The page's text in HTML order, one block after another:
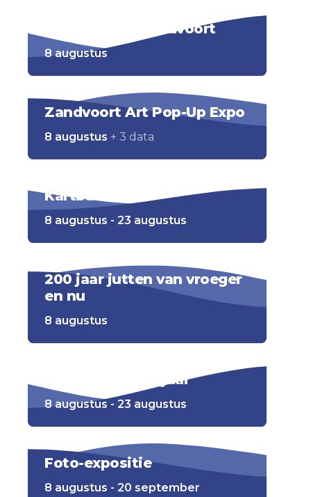
De weg naar Zandvoort
8 augustus
Zandvoort Art Pop-Up Expo
8 augustus + 3 data
Kartbaan 12+
8 augustus - 23 augustus
200 jaar jutten van vroeger
en nu
8 augustus
Kartbaan t/m 12 jaar
8 augustus - 23 augustus
Foto-expositie
8 augustus - 20 september